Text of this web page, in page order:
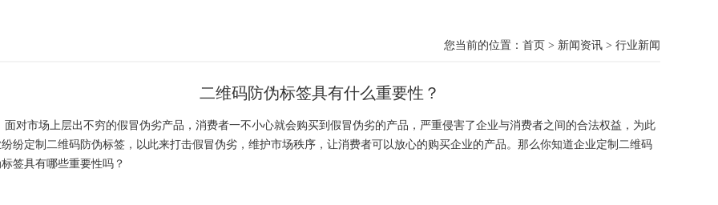
您当前的位置： 首页 > 新闻资讯 > 行业新闻
二维码防伪标签具有什么重要性？
面对市场上层出不穷的假冒伪劣产品，消费者一不小心就会购买到假冒伪劣的产品，严重侵害了企业与消费者之间的合法权益，为此
纷定制 二维码防伪标签 ，以此来打击假冒伪劣，维护市场秩序，让消费者可以放心的购买企业的产品。那么你知道企业定制二维码
标签具有哪些重要性吗？